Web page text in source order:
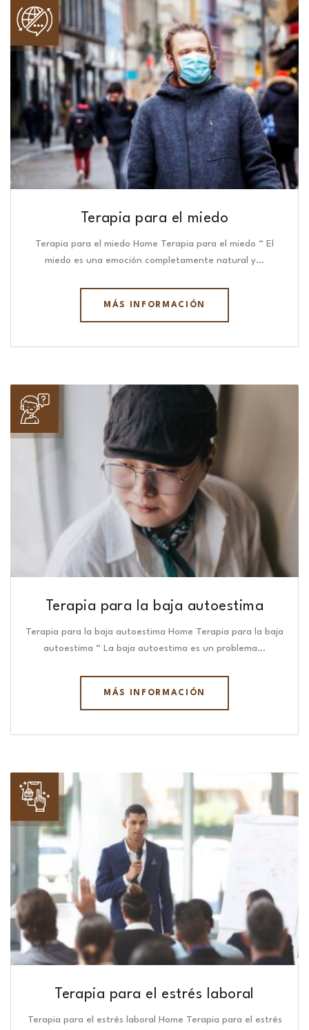
Terapia para el miedo
Terapia para el miedo Home Terapia para el miedo “ El
miedo es una emoción completamente natural y…
MÁS INFORMACIÓN
Terapia para la baja autoestima
Terapia para la baja autoestima Home Terapia para la baja
autoestima “ La baja autoestima es un problema…
MÁS INFORMACIÓN
Terapia para el estrés laboral
Terapia para el estrés laboral Home Terapia para el estrés